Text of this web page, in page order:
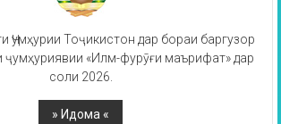
Ҷумҳурии Тоҷикистон дар бораи баргузор
ҷумҳуриявии «Илм-фурӯғи маърифат» дар
соли 2026.